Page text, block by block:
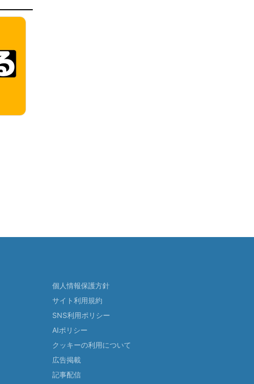
個人情報保護方針
サイト利用規約
SNS利用ポリシー
AIポリシー
クッキーの利用について
広告掲載
記事配信